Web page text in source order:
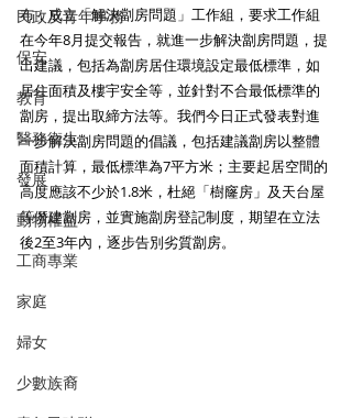
民政及青年事務
保安
教育
醫務衛生
發展
動物權益
工商專業
家庭
婦女
少數族裔
布，成立「解決劏房問題」工作組，要求工作組
在今年8月提交報告，就進一步解決劏房問題，提
出建議，包括為劏房居住環境設定最低標準，如
居住面積及樓宇安全等，並針對不合最低標準的
劏房，提出取締方法等。我們今日正式發表對進
一步解決劏房問題的倡議，包括建議劏房以整體
面積計算，最低標準為7平方米；主要起居空間的
高度應該不少於1.8米，杜絕「樹窿房」及天台屋
等僭建劏房，並實施劏房登記制度，期望在立法
後2至3年內，逐步告別劣質劏房。